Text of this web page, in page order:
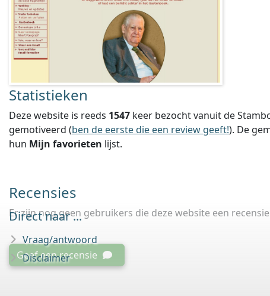
Statistieken
Deze website is reeds 1547 keer bezocht vanuit de
gemotiveerd (ben de eerste die een review geeft!). De
hun Mijn favorieten lijst.
Recensies
Er zijn nog geen gebruikers die deze website een
Geef een recensie
Direct naar ...
Vraag/antwoord
Disclaimer